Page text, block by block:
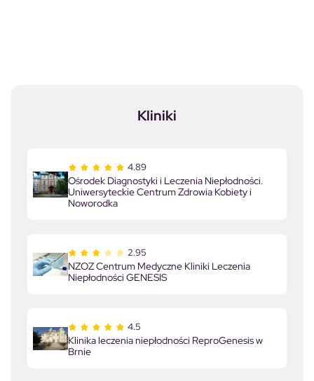
Kliniki
4.89
Ośrodek Diagnostyki i Leczenia Niepłodności.
Uniwersyteckie Centrum Zdrowia Kobiety i
Noworodka
2.95
NZOZ Centrum Medyczne Kliniki Leczenia
Niepłodności GENESIS
4.5
Klinika leczenia niepłodności ReproGenesis w
Brnie